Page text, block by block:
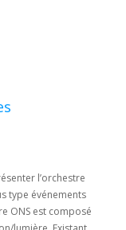
l’orchestre
type événements
ONS est composé